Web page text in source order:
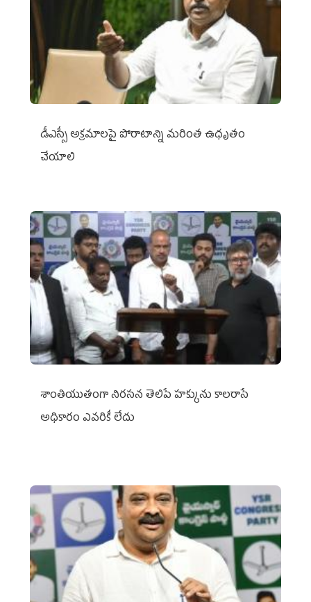
డీఎస్సీ అక్రమాలపై పోరాటాన్ని మరింత ఉధృతం
చేయాలి
శాంతియుతంగా నిరసన తెలిపే హక్కును కాలరాసే
అధికారం ఎవరికీ లేదు